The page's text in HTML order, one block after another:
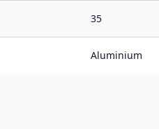
35
Aluminium